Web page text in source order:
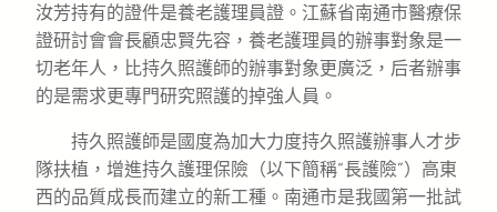
汝芳持有的證件是養老護理員證。江蘇省南通市醫療保
證研討會會長顧忠賢先容，養老護理員的辦事對象是一
切老年人，比持久照護師的辦事對象更廣泛，后者辦事
的是需求更專門研究照護的掉強人員。
持久照護師是國度為加大力度持久照護辦事人才步
隊扶植，增進持久護理保險（以下簡稱“長護險”）高東
西的品質成長而建立的新工種。南通市是我國第一批試